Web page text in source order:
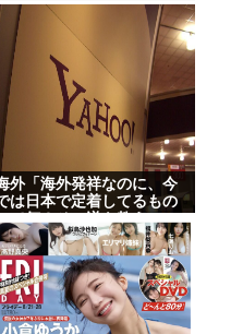
外「海外発祥なのに、今
は日本で定着してるもの
て何？その逆も教え
て！」（海外の反応）